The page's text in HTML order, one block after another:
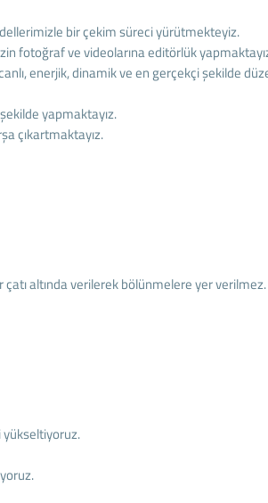
bir çekim süreci yürütmekteyiz.
fotoğraf ve videolarına editörlük
enerjik, dinamik ve en gerçekçi şekilde
yapmaktayız.
çıkartmaktayız.
altında verilerek bölünmelere yer
yükseltiyoruz.